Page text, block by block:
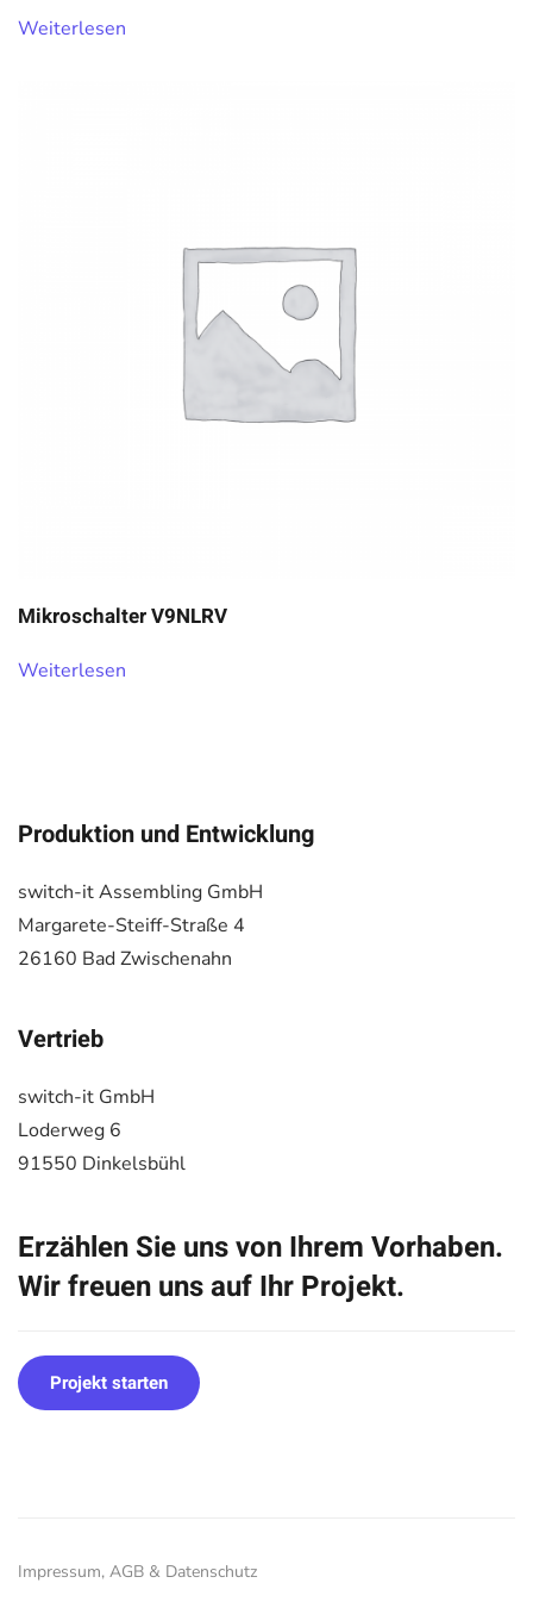
Weiterlesen
Mikroschalter V9NLRV
Weiterlesen
Produktion und Entwicklung
switch-it Assembling GmbH
Margarete-Steiff-Straße 4
26160 Bad Zwischenahn
Vertrieb
switch-it GmbH
Loderweg 6
91550 Dinkelsbühl
Erzählen Sie uns von Ihrem Vorhaben.
Wir freuen uns auf Ihr Projekt.
Projekt starten
Impressum, AGB & Datenschutz